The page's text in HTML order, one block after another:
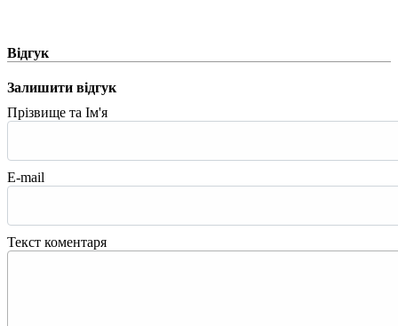
Відгук
Залишити відгук
Прізвище та Ім'я
E-mail
Текст коментаря